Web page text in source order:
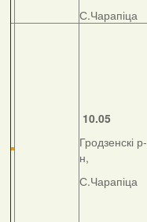
С.Чарапіца
10.05
Гродзенскі р-
н,
С.Чарапіца